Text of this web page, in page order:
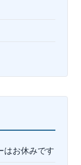
はお休みです